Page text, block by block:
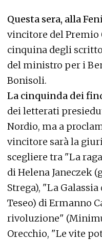
Questa sera, alla
vincitore del Premio
cinquina degli
del ministro per i
Bonisoli.
La cinquinda dei
dei letterati
Nordio, ma a
vincitore sarà la
scegliere tra "La
di Helena Janeczek
Strega), "La
Teseo) di Ermanno
rivoluzione"
Orecchio, "Le vite